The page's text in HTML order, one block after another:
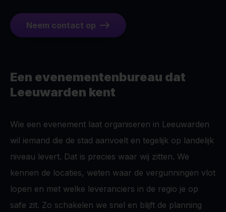
Neem contact op
Een evenementenbureau dat
Leeuwarden kent
Wie een evenement laat organiseren in Leeuwarden
wil iemand die de stad aanvoelt en tegelijk op landelijk
niveau levert. Dat is precies waar wij zitten. We
kennen de locaties, weten waar de vergunningen vlot
lopen en met welke leveranciers in de regio je op
safe zit. Zo schakelen we snel en blijft de planning